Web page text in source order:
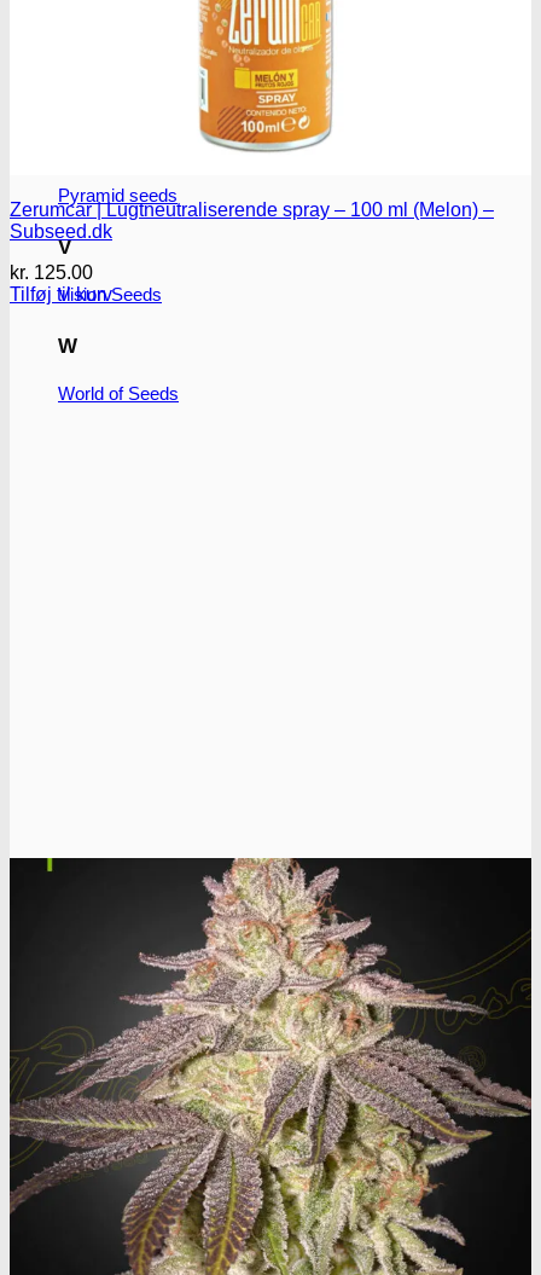
Pyramid seeds
V
Vision Seeds
W
World of Seeds
Oplev ALLe vores
brands lige her
Gå til brands
Zerumcar | Lugtneutraliserende spray – 100 ml (Melon) –
Subseed.dk
kr. 125.00
Tilføj til kurv